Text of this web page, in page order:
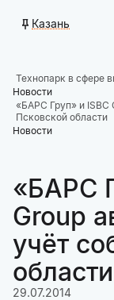
Казань
Технопарк в сфере
Новости
«БАРС Груп» и ISBC
Псковской области
Новости
«БАРС
Group
учёт
области
29.07.2014